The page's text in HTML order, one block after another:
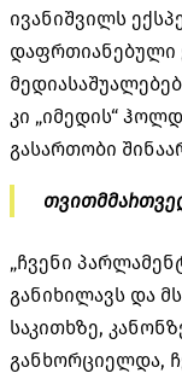
ივანიშვილს
დაფრთიანებული
კი „იმედის“
გასართობი
„ჩვენი
განიხილავს და
საკითხზე,
განხორციელდა,